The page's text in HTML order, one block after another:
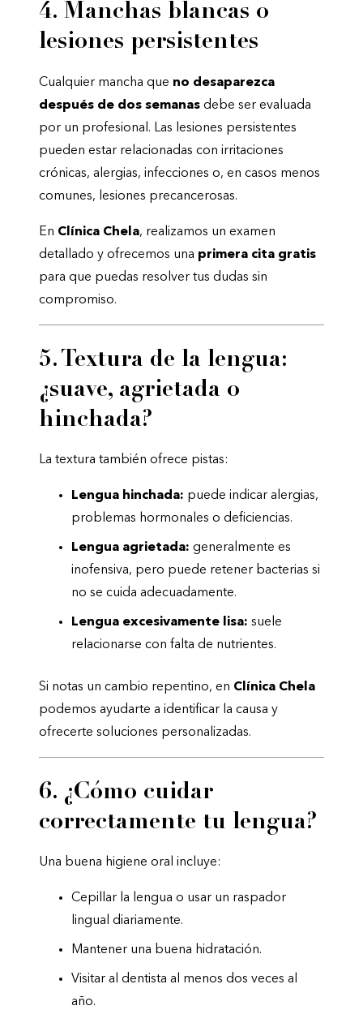
4. Manchas blancas o
lesiones persistentes
Cualquier mancha que no desaparezca
después de dos semanas debe ser evaluada
por un profesional. Las lesiones persistentes
pueden estar relacionadas con irritaciones
crónicas, alergias, infecciones o, en casos menos
comunes, lesiones precancerosas.
En Clínica Chela, realizamos un examen
detallado y ofrecemos una primera cita gratis
para que puedas resolver tus dudas sin
compromiso.
5. Textura de la lengua:
¿suave, agrietada o
hinchada?
La textura también ofrece pistas:
Lengua hinchada: puede indicar alergias,
problemas hormonales o deficiencias.
Lengua agrietada: generalmente es
inofensiva, pero puede retener bacterias si
no se cuida adecuadamente.
Lengua excesivamente lisa: suele
relacionarse con falta de nutrientes.
Si notas un cambio repentino, en Clínica Chela
podemos ayudarte a identificar la causa y
ofrecerte soluciones personalizadas.
6. ¿Cómo cuidar
correctamente tu lengua?
Una buena higiene oral incluye:
Cepillar la lengua o usar un raspador
lingual diariamente.
Mantener una buena hidratación.
Visitar al dentista al menos dos veces al
año.